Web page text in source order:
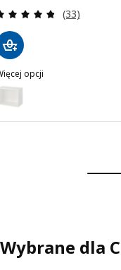
Recenzja:
(33)
opcji
PLATSA,
Wybrane dla